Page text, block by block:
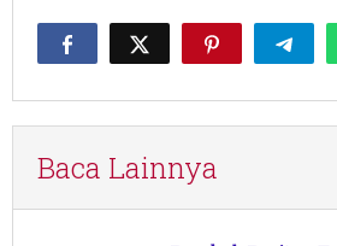
Baca Lainnya